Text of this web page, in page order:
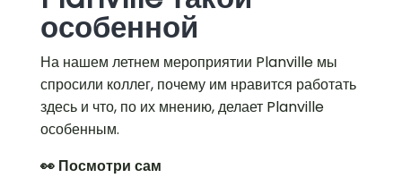
особенной
На нашем летнем мероприятии Planville мы
спросили коллег, почему им нравится работать
здесь и что, по их мнению, делает Planville
особенным.
👀 Посмотри сам